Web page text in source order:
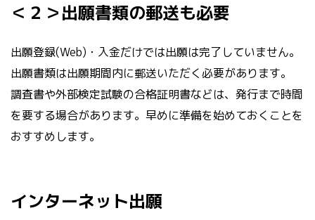
＜２＞出願書類の郵送も必要
出願登録(Web)・入金だけでは出願は完了していません。
出願書類は出願期間内に郵送いただく必要があります。
調査書や外部検定試験の合格証明書などは、発行まで時間
を要する場合があります。早めに準備を始めておくことを
おすすめします。
インターネット出願